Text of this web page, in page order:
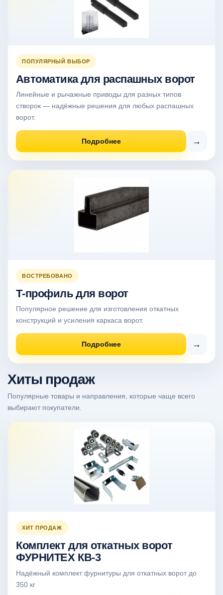
ПОПУЛЯРНЫЙ ВЫБОР
Автоматика для распашных ворот
Линейные и рычажные приводы для разных типов
створок — надёжные решения для любых распашных
ворот.
Подробнее →
ВОСТРЕБОВАНО
Т-профиль для ворот
Популярное решение для изготовления откатных
конструкций и усиления каркаса ворот.
Подробнее →
Хиты продаж
Популярные товары и направления, которые чаще всего
выбирают покупатели.
ХИТ ПРОДАЖ
Комплект для откатных ворот
ФУРНИТЕХ КВ-3
Надёжный комплект фурнитуры для откатных ворот до
350 кг